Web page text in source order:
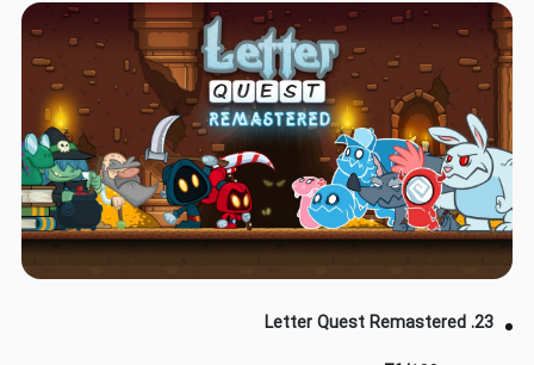
23. Letter Quest Remastered